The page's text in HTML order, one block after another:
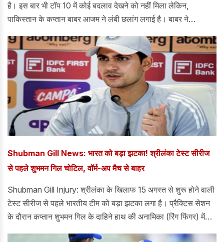
है। इस बार भी टॉप 10 में कोई बदलाव देखने को नहीं मिला लेकिन,
पाकिस्तान के कप्तान बाबर आजम ने लंबी छलांग लगाई है। बाबर ने
है।
Shubman Gill News: भारत को बड़ा झटका! श्रीलंका टेस्ट सीरीज
से पहले शुभमन गिल चोटिल, वॉर्म-अप मैच से बाहर
Shubman Gill Injury: श्रीलंका के खिलाफ 15 अगस्त से शुरू होने वाली
टेस्ट सीरीज से पहले भारतीय टीम को बड़ा झटका लगा है। प्रैक्टिस सेशन
के दौरान कप्तान शुभमन गिल के दाहिने हाथ की अनामिका (रिंग फिंगर) में